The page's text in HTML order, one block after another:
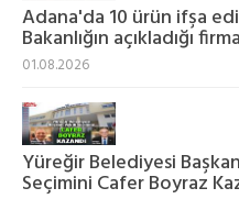
Adana'da 10 ürün ifşa
Bakanlığın açıkladığı
01.08.2026
Yüreğir Belediyesi
Seçimini Cafer Boyraz